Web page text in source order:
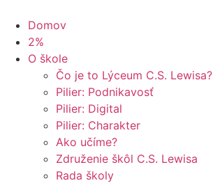
Domov
2%
O škole
Čo je to Lýceum C.S. Lewisa?
Pilier: Podnikavosť
Pilier: Digital
Pilier: Charakter
Ako učíme?
Združenie škôl C.S. Lewisa
Rada školy